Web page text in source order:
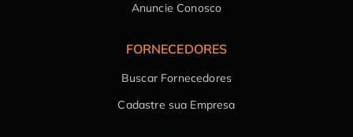
Anuncie Conosco
FORNECEDORES
Buscar Fornecedores
Cadastre sua Empresa